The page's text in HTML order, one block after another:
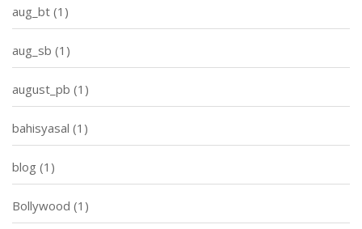
aug_bt (1)
aug_sb (1)
august_pb (1)
bahisyasal (1)
blog (1)
Bollywood (1)